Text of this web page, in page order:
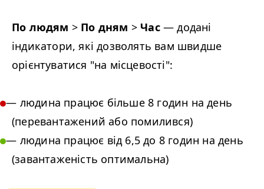
По людям > По дням > Час— додані
індикатори, які дозволять вам швидше
орієнтуватися "на місцевості":
— людина працює більше 8 годин на день
(перевантажений або помилився)
— людина працює від 6,5 до 8 годин на день
(завантаженість оптимальна)